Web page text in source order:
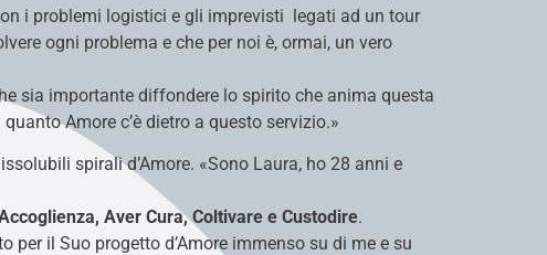
i problemi logistici e gli imprevisti legati ad un tour
ogni problema e che per noi è, ormai, un vero
sia importante diffondere lo spirito che anima questa
Amore c’è dietro a questo servizio.»
spirali d’Amore. «Sono Laura, ho 28 anni e
Aver Cura, Coltivare e Custodire.
il Suo progetto d’Amore immenso su di me e su